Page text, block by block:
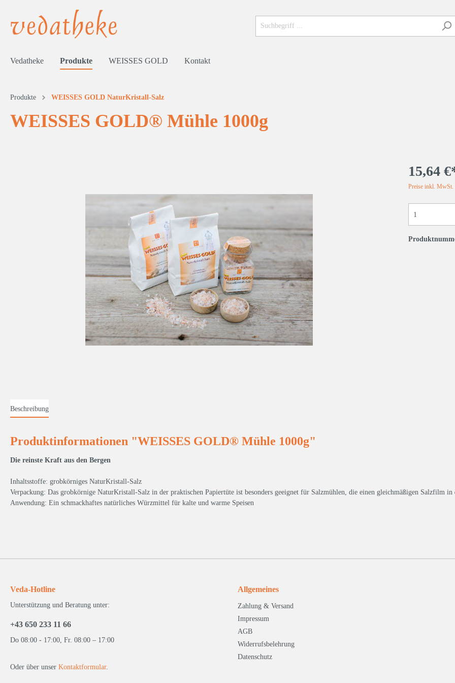
Vedatheke Produkte WEISSES GOLD Kontakt
Zur Kategorie Produkte
WEISSES GOLD NaturKristall-Salz Feines für die Küche
VEDA Sonderedition
Produkte WEISSES GOLD NaturKristall-Salz
WEISSES GOLD® Mühle 1000g
15,64
Preise inkl. MwSt.
Beschreibung
Produktinformationen "WEISSES GOLD® Mühle 1000g"
Die reinste Kraft aus den Bergen
Inhaltsstoffe: grobkörniges NaturKristall-Salz
Verpackung: Das grobkörnige NaturKristall-Salz in der praktischen Papiertüte ist besonders geeignet für Salzmühlen, die einen gleichmäßigen Salzfilm
Anwendung: Ein schmackhaftes natürliches Würzmittel für kalte und warme Speisen
Veda-Hotline
Unterstützung und Beratung unter:
+43 650 233 11 66
Do 08:00 - 17:00, Fr. 08:00 – 17:00
Oder über unser Kontaktformular.
Allgemeines
Zahlung & Versand
Impressum
AGB
Widerrufsbelehrung
Datenschutz